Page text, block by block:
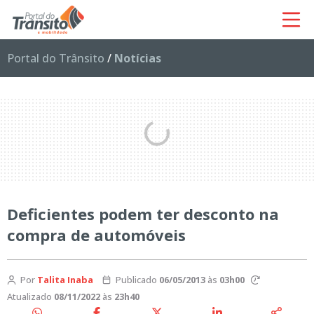
Portal do Trânsito / Notícias
Deficientes podem ter desconto na
compra de automóveis
Por Talita Inaba Publicado 06/05/2013às 03h00
Atualizado 08/11/2022 às 23h40